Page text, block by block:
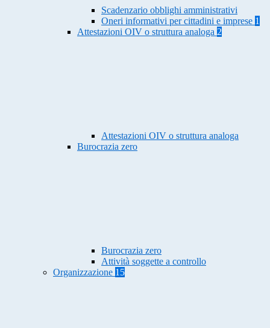
Scadenzario obblighi amministrativi
Oneri informativi per cittadini e imprese 1
Attestazioni OIV o struttura analoga 2
Attestazioni OIV o struttura analoga
Burocrazia zero
Burocrazia zero
Attività soggette a controllo
Organizzazione 15